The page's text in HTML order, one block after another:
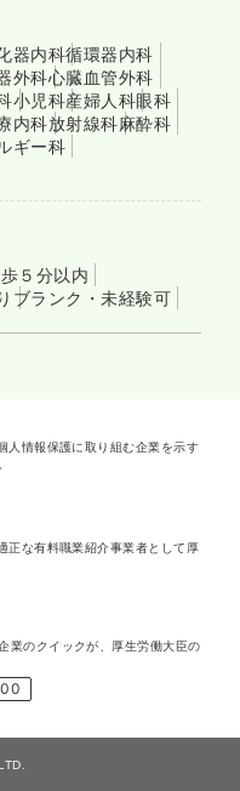
器内科循環器内科
外科心臓血管外科
小児科産婦人科眼科
内科放射線科麻酔科
ギー科
５分以内
ブランク・未経験可
情報保護に取り組む企業を示す
な有料職業紹介事業者として厚
業のクイックが、厚生労働大臣の